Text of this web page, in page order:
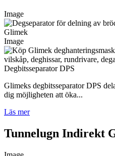
Image
Image
Degbitsseparator DPS
Glimeks degbitsseparator DPS
dig möjligheten att öka...
Läs mer
Tunnelugn Indirekt